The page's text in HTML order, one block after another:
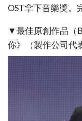
OST拿下音樂獎。
▼最佳原創作品（
你》（製作公司代